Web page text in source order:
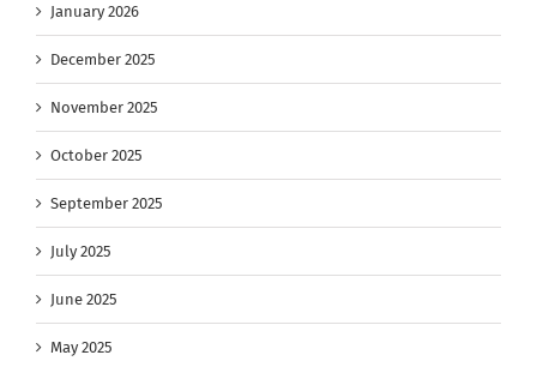
January 2026
December 2025
November 2025
October 2025
September 2025
July 2025
June 2025
May 2025